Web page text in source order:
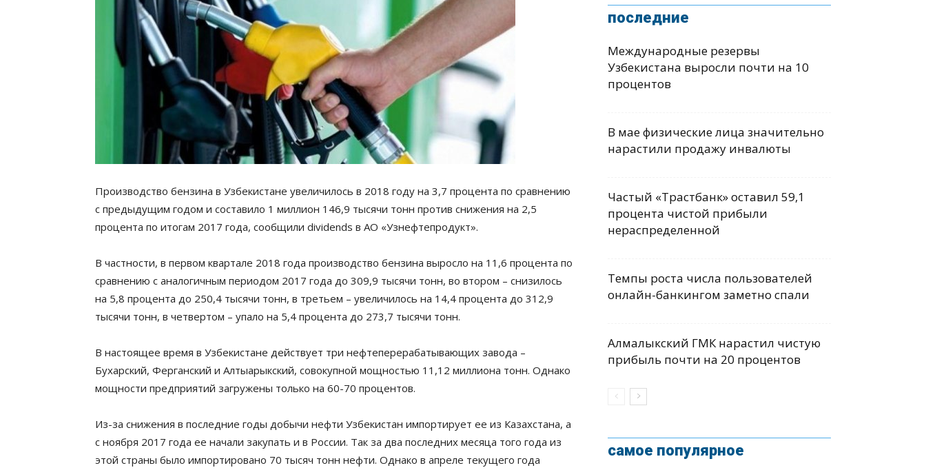
Производство бензина в Узбекистане увеличилось в 2018 году на 3,7 процента по сравнению
с предыдущим годом и составило 1 миллион 146,9 тысячи тонн против снижения на 2,5
процента по итогам 2017 года, сообщили dividends в АО «Узнефтепродукт».
В частности, в первом квартале 2018 года производство бензина выросло на 11,6 процента по
сравнению с аналогичным периодом 2017 года до 309,9 тысячи тонн, во втором – снизилось
на 5,8 процента до 250,4 тысячи тонн, в третьем – увеличилось на 14,4 процента до 312,9
тысячи тонн, в четвертом – упало на 5,4 процента до 273,7 тысячи тонн.
В настоящее время в Узбекистане действует три нефтеперерабатывающих завода –
Бухарский, Ферганский и Алтыарыкский, совокупной мощностью 11,12 миллиона тонн. Однако
мощности предприятий загружены только на 60-70 процентов.
Из-за снижения в последние годы добычи нефти Узбекистан импортирует ее из Казахстана, а
с ноября 2017 года ее начали закупать и в России. Так за два последних месяца того года из
этой страны было импортировано 70 тысяч тонн нефти. Однако в апреле текущего года
последние
Международные резервы
Узбекистана выросли почти на 10
процентов
В мае физические лица значительно
нарастили продажу инвалюты
Частый «Трастбанк» оставил 59,1
процента чистой прибыли
нераспределенной
Темпы роста числа пользователей
онлайн-банкингом заметно спали
Алмалыкский ГМК нарастил чистую
прибыль почти на 20 процентов
самое популярное